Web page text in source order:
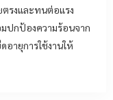
รงและทนต่อแรง
ปกป้องความร้อนจาก
ายุการใช้งานให้